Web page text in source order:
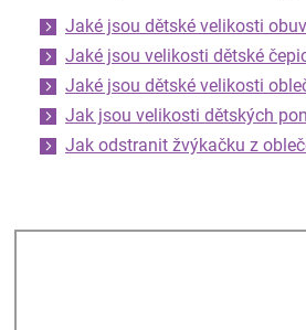
Jaké jsou dětské velikosti
Jaké jsou velikosti dětské
Jaké jsou dětské velikosti
Jak jsou velikosti dětských
Jak odstranit žvýkačku z